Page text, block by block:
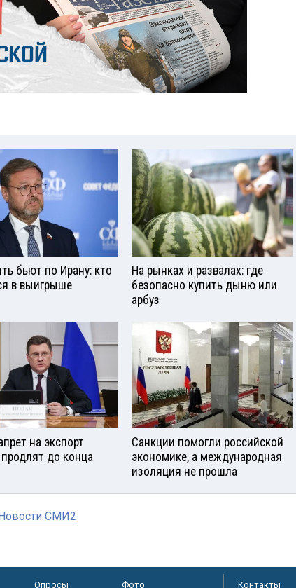
бьют по Ирану: кто
в выигрыше
На рынках и развалах: где
безопасно купить дыню или
арбуз
на экспорт
до конца
Санкции помогли российской
экономике, а международная
изоляция не прошла
Новости СМИ2
Опросы Фото Контакты